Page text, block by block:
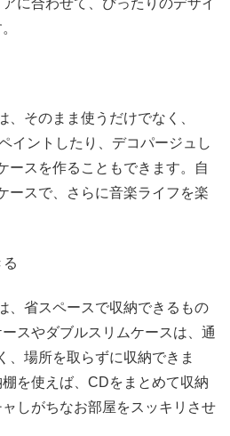
に合わせて、ぴったりのデザイ
、そのまま使うだけでなく、
イントしたり、デコパージュし
ースを作ることもできます。自
ースで、さらに音楽ライフを楽
、省スペースで収納できるもの
スやダブルスリムケースは、通
、場所を取らずに収納できま
を使えば、CDをまとめて収納
しがちなお部屋をスッキリさせ